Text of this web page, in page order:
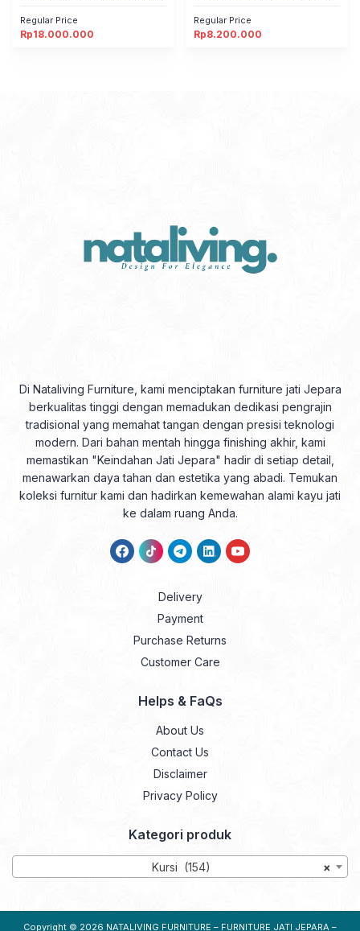
Regular Price
Rp18.000.000
Regular Price
Rp8.200.000
Di Nataliving Furniture, kami menciptakan furniture jati Jepara
berkualitas tinggi dengan memadukan dedikasi pengrajin
tradisional yang memahat tangan dengan presisi teknologi
modern. Dari bahan mentah hingga finishing akhir, kami
memastikan "Keindahan Jati Jepara" hadir di setiap detail,
menawarkan daya tahan dan estetika yang abadi. Temukan
koleksi furnitur kami dan hadirkan kemewahan alami kayu jati
ke dalam ruang Anda.
Delivery
Payment
Purchase Returns
Customer Care
Helps & FaQs
About Us
Contact Us
Disclaimer
Privacy Policy
Kategori produk
×
Kursi (154)
Copyright © 2026 NATALIVING FURNITURE – FURNITURE JATI JEPARA –